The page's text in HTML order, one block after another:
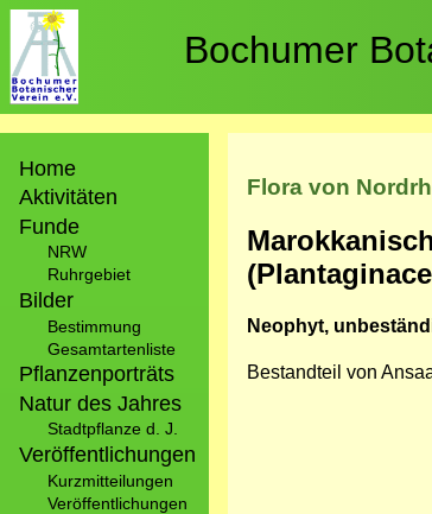
Direkt
zum
Inhalt
Bochumer
Home
Aktivitäten
Funde
NRW
Ruhrgebiet
Bilder
Bestimmung
Gesamtartenliste
Pflanzenporträts
Natur des Jahres
Stadtpflanze d. J.
Veröffentlichungen
Kurzmitteilungen
Veröffentlichungen
Flora von
Neophyt,
Bestandteil von